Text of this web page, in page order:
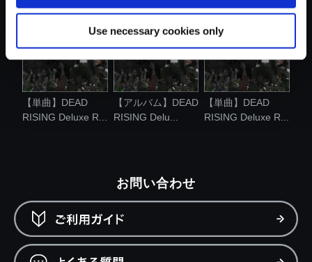
Use necessary cookies only
【単曲】DEAD
RISING Deluxe R...
【アルバム】DEAD
RISING Delu...
【単曲】DEAD
RISING Deluxe R...
お問い合わせ